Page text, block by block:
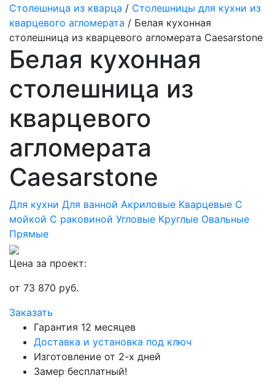
Столешница из кварца / Столешницы для кухни из
кварцевого агломерата / Белая кухонная
столешница из кварцевого агломерата Caesarstone
Белая кухонная
столешница из
кварцевого
агломерата
Caesarstone
Для кухни Для ванной Акриловые Кварцевые С
мойкой С раковиной Угловые Круглые Овальные
Прямые
Цена за проект:
от 73 870 руб.
Заказать
Гарантия 12 месяцев
Доставка и установка под ключ
Изготовление от 2-х дней
Замер бесплатный!